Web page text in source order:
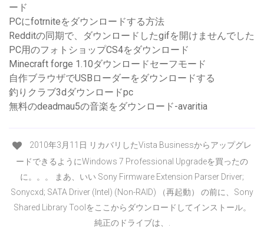
ード
PCにfotrniteをダウンロードする方法
Redditの同期で、ダウンロードしたgifを開けませんでした
PC用のフォトショップCS4をダウンロード
Minecraft forge 1.10ダウンロードセーフモード
自作ブラウザでUSBローダーをダウンロードする
釣りクラブ3dダウンロードpc
無料のdeadmau5の音楽をダウンロード-avaritia
2010年3月11日 リカバリしたVista Businessからアップグレ
ードできるようにWindows 7 Professional Upgradeを買ったの
に。。。 まあ、いい Sony Firmware Extension Parser Driver;
Sonycxd; SATA Driver (Intel) (Non-RAID) （再起動） の前に、Sony
Shared Library Toolをここからダウンロードしてインストール。
純正のドライブは、.